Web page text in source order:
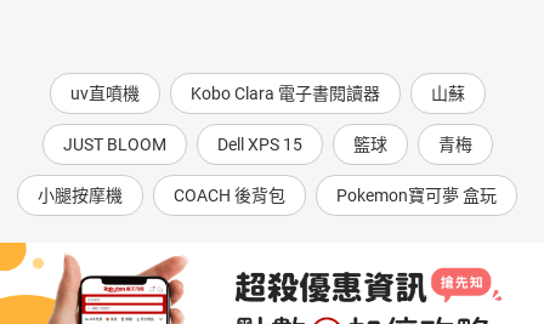
uv直噴機 Kobo Clara 電子書閱讀器 山蘇
JUST BLOOM Dell XPS 15 籃球 青梅
小腿按摩機 COACH 後背包 Pokemon寶可夢 盒玩